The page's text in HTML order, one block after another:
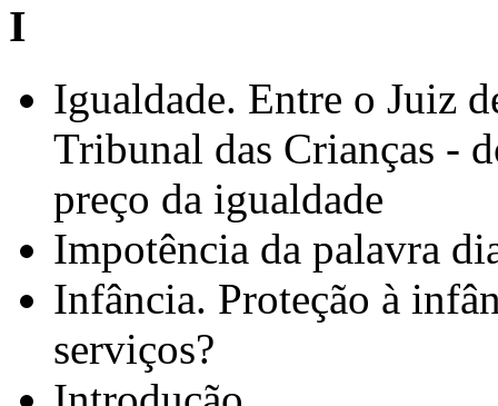
I
Igualdade. Entre o Juiz
Tribunal das Crianças -
preço da igualdade
Impotência da palavra
Infância. Proteção à
serviços?